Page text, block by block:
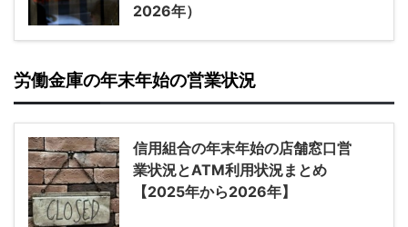
2026年）
労働金庫の年末年始の営業状況
信用組合の年末年始の店舗窓口営
業状況とATM利用状況まとめ
【2025年から2026年】